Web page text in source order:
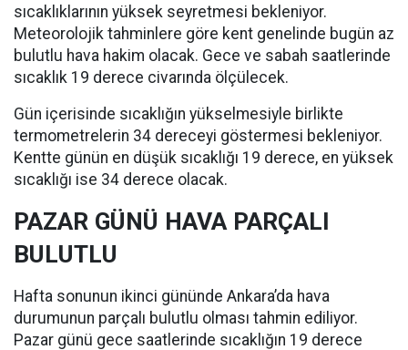
sıcaklıklarının yüksek seyretmesi bekleniyor.
Meteorolojik tahminlere göre kent genelinde bugün az
bulutlu hava hakim olacak. Gece ve sabah saatlerinde
sıcaklık 19 derece civarında ölçülecek.
Gün içerisinde sıcaklığın yükselmesiyle birlikte
termometrelerin 34 dereceyi göstermesi bekleniyor.
Kentte günün en düşük sıcaklığı 19 derece, en yüksek
sıcaklığı ise 34 derece olacak.
PAZAR GÜNÜ HAVA PARÇALI
BULUTLU
Hafta sonunun ikinci gününde Ankara’da hava
durumunun parçalı bulutlu olması tahmin ediliyor.
Pazar günü gece saatlerinde sıcaklığın 19 derece